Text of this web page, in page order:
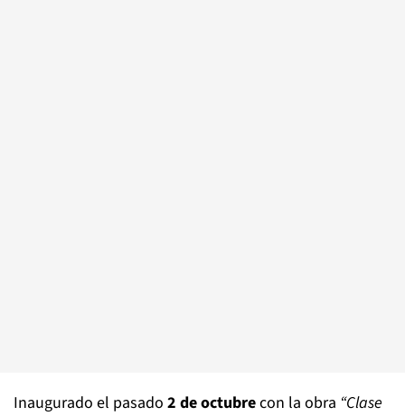
Inaugurado el pasado 2 de octubrecon la obra “Clase